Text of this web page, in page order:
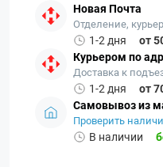
Новая Почта
Отделение,
1-2 дня
от
Курьером по
Доставка к
1-2 дня
от
Самовывоз из
Проверить
В наличии